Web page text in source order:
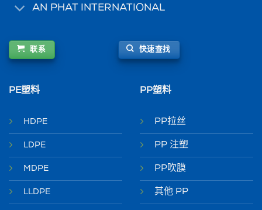
AN PHAT INTERNATIONAL
联系 快速查找
PE塑料
HDPE
LDPE
MDPE
LLDPE
PP塑料
PP拉丝
PP 注塑
PP吹膜
其他 PP